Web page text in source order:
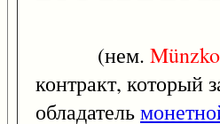
(нем.
контракт, который
обладатель